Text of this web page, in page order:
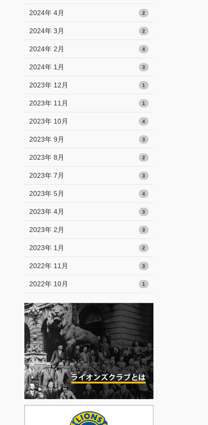
2024年 4月 2
2024年 3月 2
2024年 2月 4
2024年 1月 3
2023年 12月 1
2023年 11月 1
2023年 10月 4
2023年 9月 3
2023年 8月 2
2023年 7月 3
2023年 5月 4
2023年 4月 3
2023年 2月 3
2023年 1月 2
2022年 11月 3
2022年 10月 1